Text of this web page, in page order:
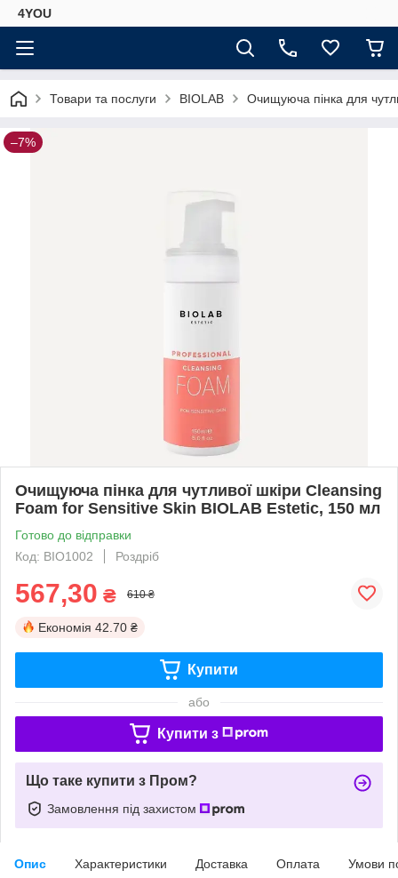
4YOU
Товари та послуги BIOLAB Очищуюча пінка для
–7%
Очищуюча пінка для чутливої шкіри Cleansing
Foam for Sensitive Skin BIOLAB Estetic, 150 мл
Готово до відправки
Код: BIO1002
Роздріб
567,30 ₴ 610 ₴
Економія 42.70 ₴
Купити
або
Купити з
Що таке купити з Пром?
Замовлення під захистом
Опис Характеристики Доставка Оплата Умови